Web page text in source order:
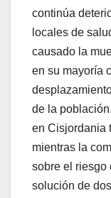
continúa
locales de
causado la
en su mayoría
de la
en Cisjordania
mientras la
sobre el riesgo
solución de